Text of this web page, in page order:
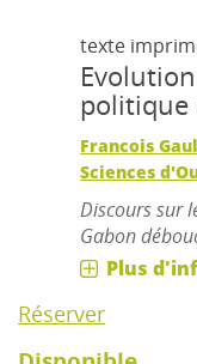
texte
politique
Francois
Sciences
Discours sur
Gabon
Plus
Réserver